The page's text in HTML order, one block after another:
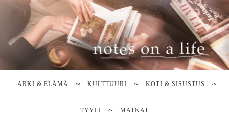
Notes on a life
Stella Harasek & Jarno Jussila
ARKI & ELÄMÄ KULTTUURI KOTI & SISUSTUS
TYYLI MATKAT